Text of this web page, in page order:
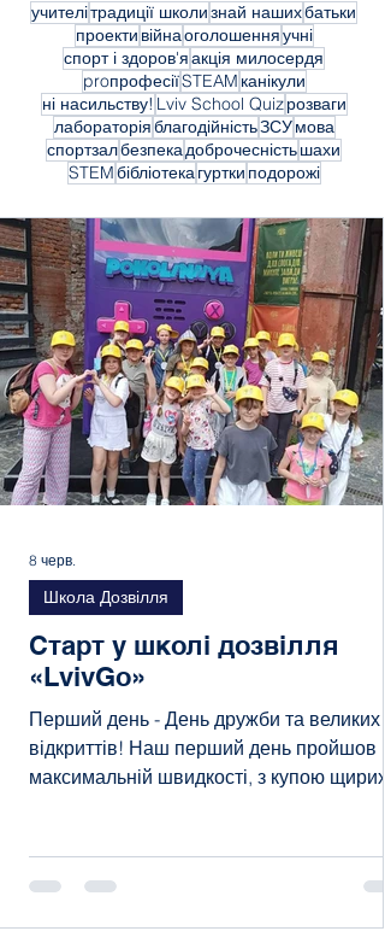
учителітрадиції школизнай нашихбатьки
проекти війнаоголошенняучні
спорт і здоров'яакція милосердя
proпрофесіїSTEAM канікули
ні насильству! Lviv School Quizрозваги
лабораторіяблагодійністьЗСУмова
спортзалбезпекадоброчесністьшахи
STEMбібліотекагуртки подорожі
Старт у школі дозвілля
«LvivGo»
Перший день - День дружби та великих
відкриттів! Наш перший день пройшов
максимальній швидкості, з купою щирих
«прокачали» цей день: Потужний старт:
Розпочали з енергійної руханки,
правила табору у грі «Норм чи Стрьом»
Школа Дозвілля
8 черв.